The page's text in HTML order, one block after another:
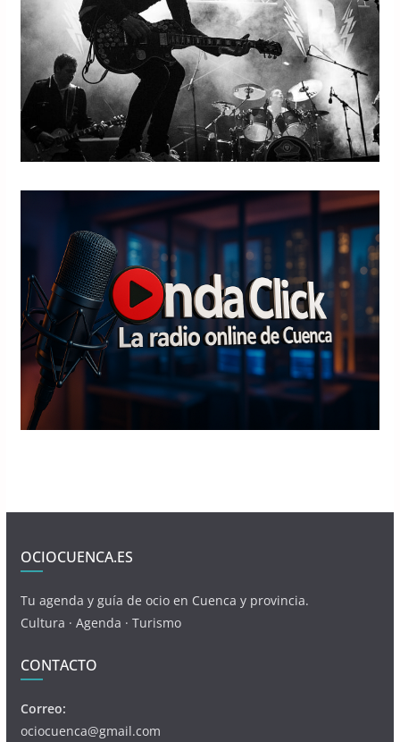
OCIOCUENCA.ES
Tu agenda y guía de ocio en Cuenca y provincia.
Cultura · Agenda · Turismo
CONTACTO
Correo:
ociocuenca@gmail.com